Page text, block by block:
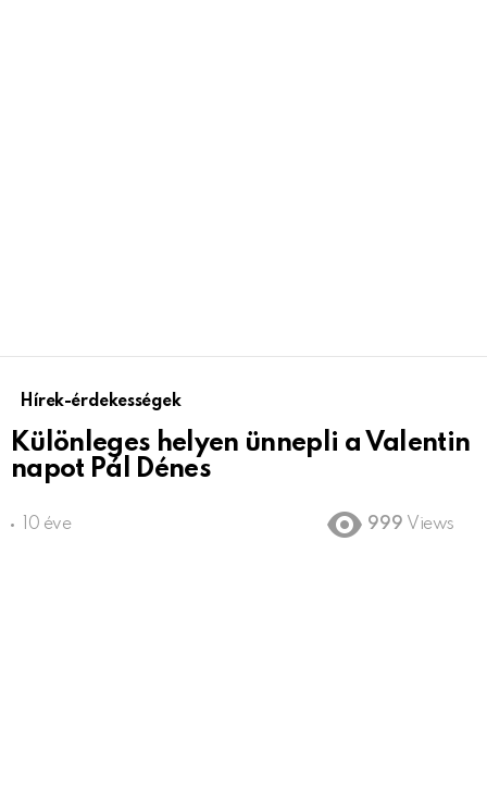
Hírek-érdekességek
Különleges helyen ünnepli a Valentin
napot Pál Dénes
10 éve 999 Views